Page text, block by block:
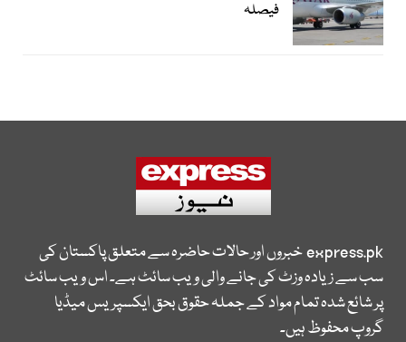
فیصلہ
express.pkخبروں اور حالات حاضرہ سے متعلق پاکستان کی
سب سے زیادہ وزٹ کی جانے والی ویب سائٹ ہے۔ اس ویب سائٹ
پر شائع شدہ تمام مواد کے جملہ حقوق بحق ایکسپریس میڈیا
گروپ محفوظ ہیں۔